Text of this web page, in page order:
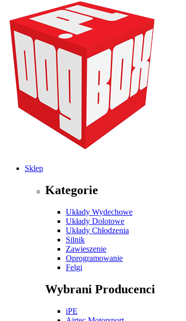
Sklep
Kategorie
Układy Wydechowe
Układy Dolotowe
Układy Chłodzenia
Silnik
Zawieszenie
Oprogramowanie
Felgi
Wybrani Producenci
iPE